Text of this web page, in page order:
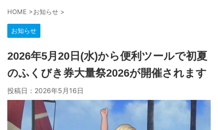
HOME >お知らせ >
お知らせ
2026年5月20日(水)から便利ツールで初夏
のふくびき券大量祭2026が開催されます
投稿日： 2026年5月16日